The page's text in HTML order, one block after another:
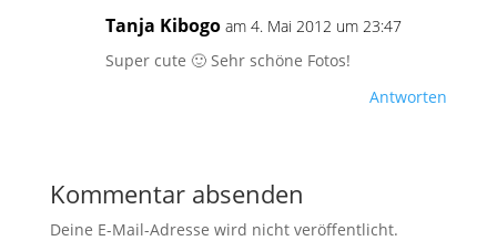
Tanja Kibogo am 4. Mai 2012 um 23:47
Super cute 🙂 Sehr schöne Fotos!
Antworten
Kommentar absenden
Deine E-Mail-Adresse wird nicht veröffentlicht.